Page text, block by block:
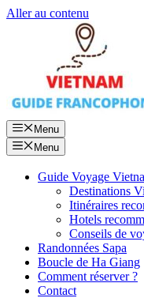
Aller au contenu
Menu
Menu
Guide Voyage
Destinations
Itinéraires
Hotels
Conseils de
Randonnées Sapa
Boucle de Ha Giang
Comment réserver ?
Contact